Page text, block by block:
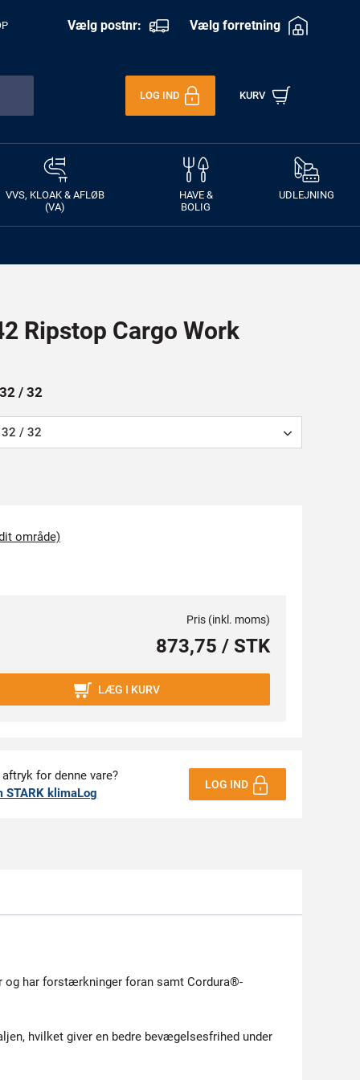
Vælg postnr: Vælg forretning
LOG IND KURV
VVS, KLOAK & AFLØB
(VA)
HAVE &
BOLIG
UDLEJNING
Ripstop Cargo Work
/ 32
32 / 32
område)
Pris (inkl. moms)
873,75 / STK
LÆG I KURV
aftryk for denne vare?
STARK klimaLog
LOG IND
og har forstærkninger foran samt Cordura®-
hvilket giver en bedre bevægelsesfrihed under